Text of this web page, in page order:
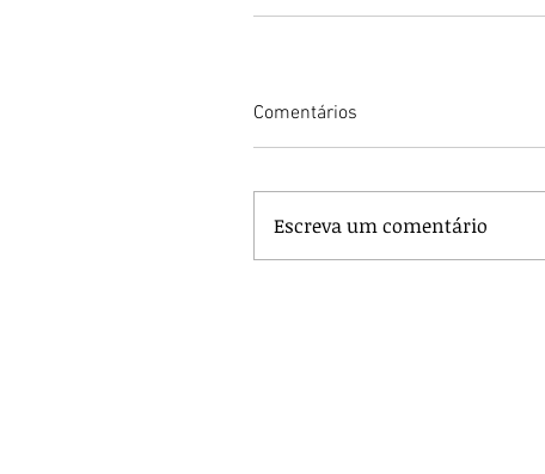
Comentários
Escreva um comentário